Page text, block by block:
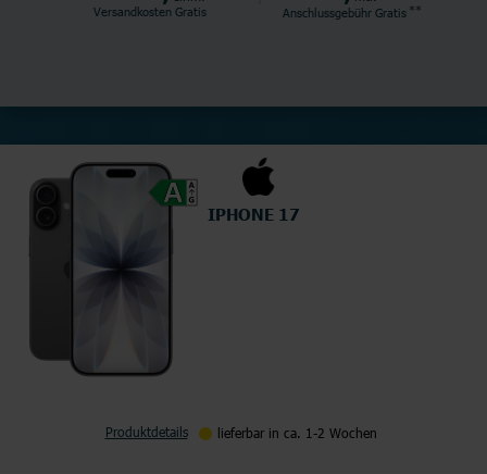
Versandkosten Gratis Anschlussgebühr Gratis **
IPHONE 17
Produktdetails lieferbar in ca. 1-2 Wochen